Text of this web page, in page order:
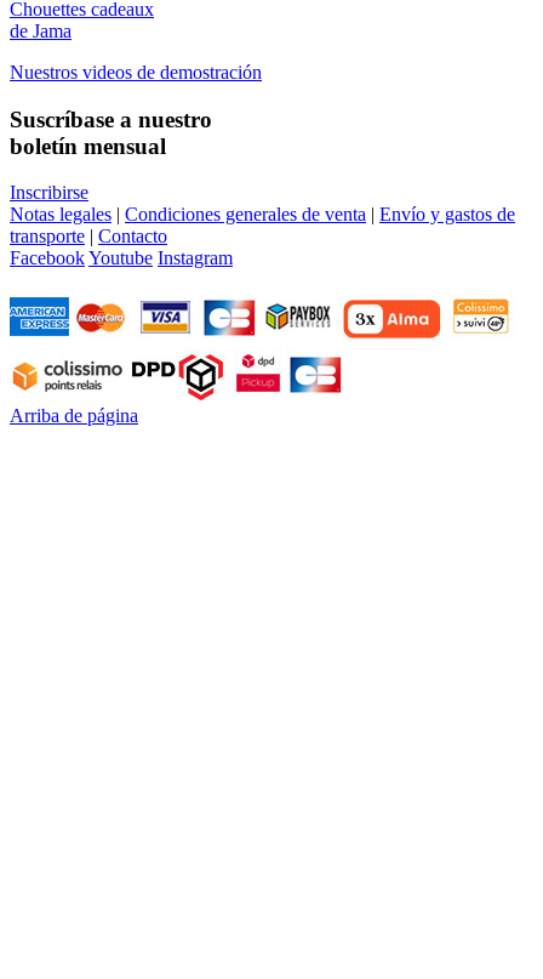
Chouettes cadeaux
de Jama
Nuestros videos de demostración
Suscríbase a nuestro
boletín mensual
Inscribirse
Notas legales | Condiciones generales de venta | Envío y gastos de
transporte | Contacto
FacebookYoutube Instagram
Arriba de página